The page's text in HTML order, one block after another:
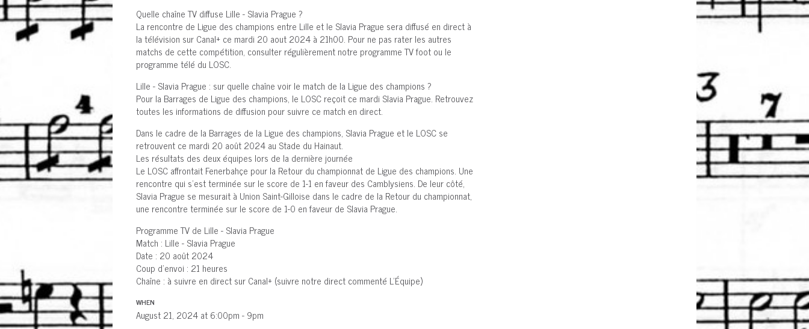
Quelle chaîne TV diffuse Lille - Slavia Prague ?
La rencontre de Ligue des champions entre Lille et le Slavia Prague sera diffusé en direct à
la télévision sur Canal+ ce mardi 20 aout 2024 à 21h00. Pour ne pas rater les autres
matchs de cette compétition, consulter régulièrement notre programme TV foot ou le
programme télé du LOSC.
Lille - Slavia Prague : sur quelle chaîne voir le match de la Ligue des champions ?
Pour la Barrages de Ligue des champions, le LOSC reçoit ce mardi Slavia Prague. Retrouvez
toutes les informations de diffusion pour suivre ce match en direct.
Dans le cadre de la Barrages de la Ligue des champions, Slavia Prague et le LOSC se
retrouvent ce mardi 20 août 2024 au Stade du Hainaut.
Les résultats des deux équipes lors de la dernière journée
Le LOSC affrontait Fenerbahçe pour la Retour du championnat de Ligue des champions. Une
rencontre qui s'est terminée sur le score de 1-1 en faveur des Camblysiens. De leur côté,
Slavia Prague se mesurait à Union Saint-Gilloise dans le cadre de la Retour du championnat,
une rencontre terminée sur le score de 1-0 en faveur de Slavia Prague.
Programme TV de Lille - Slavia Prague
Match : Lille - Slavia Prague
Date : 20 août 2024
Coup d'envoi : 21 heures
Chaîne : à suivre en direct sur Canal+ (suivre notre direct commenté L'Équipe)
WHEN
August 21, 2024 at 6:00pm - 9pm